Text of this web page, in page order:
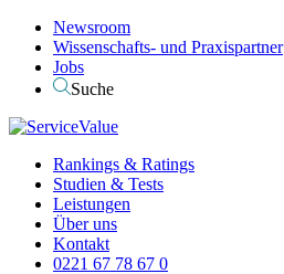
Newsroom
Wissenschafts- und Praxispartner
Jobs
Suche
Rankings & Ratings
Studien & Tests
Leistungen
Über uns
Kontakt
0221 67 78 67 0